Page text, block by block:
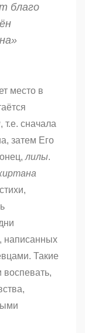
благо
место в
, т.е. сначала
затем Его
лилы.
написанных
Такие
воспевать,